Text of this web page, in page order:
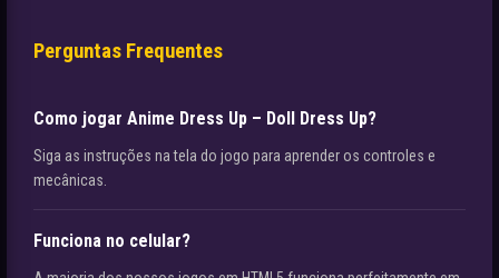
Perguntas Frequentes
Como jogar Anime Dress Up – Doll Dress Up?
Siga as instruções na tela do jogo para aprender os controles e
mecânicas.
Funciona no celular?